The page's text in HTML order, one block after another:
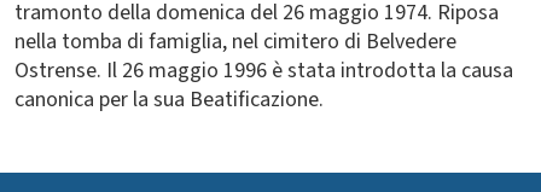
tramonto della domenica del 26 maggio 1974. Riposa
nella tomba di famiglia, nel cimitero di Belvedere
Ostrense. Il 26 maggio 1996 è stata introdotta la causa
canonica per la sua Beatificazione.